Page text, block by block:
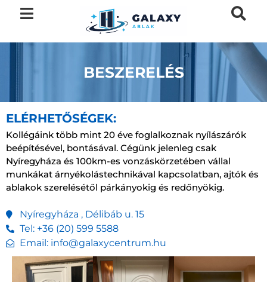
BESZERELÉS
ELÉRHETŐSÉGEK:
Kollégáink több mint 20 éve foglalkoznak nyílászárók
beépítésével, bontásával. Cégünk jelenleg csak
Nyíregyháza és 100km-es vonzáskörzetében vállal
munkákat árnyékolástechnikával kapcsolatban, ajtók és
ablakok szerelésétől párkányokig és redőnyökig.
Nyíregyháza , Délibáb u. 15
Tel: +36 (20) 599 5588
Email: info@galaxycentrum.hu